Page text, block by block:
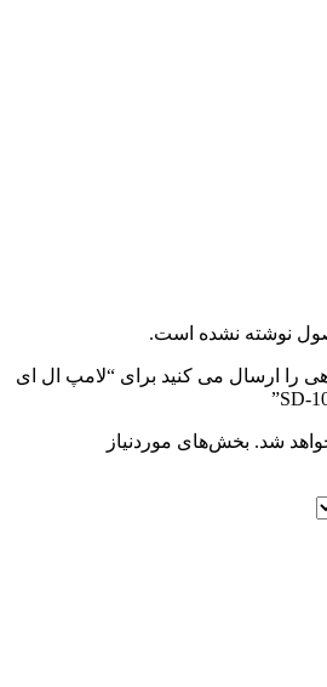
نوشته نشده است.
را ارسال می کنید برای “لامپ ال ای
شد. بخش‌های موردنیاز